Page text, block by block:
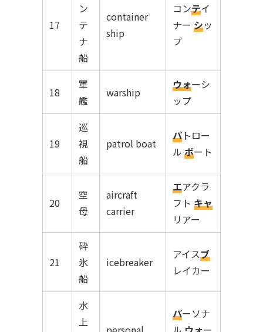
17
ン
テ
ナ
船
container
ship
コンテイ
ナーシッ
プ
18
軍
艦
warship
ウォーシ
ップ
19
巡
視
船
patrol boat
パ トロー
ルボート
20
空
母
aircraft
carrier
エアクラ
フトキャ
リアー
21
砕
氷
船
icebreaker
アイスブ
レイカー
水
上
パーソナ